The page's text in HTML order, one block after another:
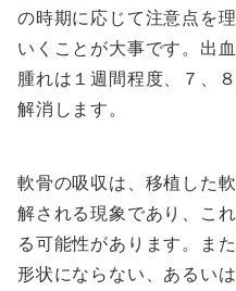
の時期に応じて注意点を
いくことが大事です。出
腫れは１週間程度、７、
解消します。
軟骨の吸収は、移植した
解される現象であり、こ
る可能性があります。ま
形状にならない、あるい